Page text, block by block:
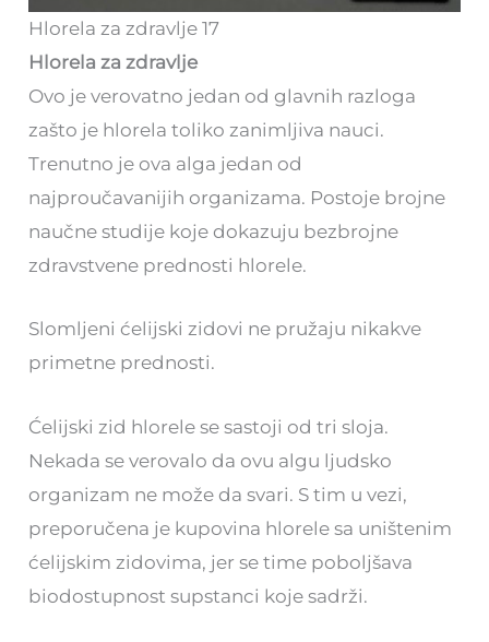
Hlorela za zdravlje 17
Hlorela za zdravlje
Ovo je verovatno jedan od glavnih razloga
zašto je hlorela toliko zanimljiva nauci.
Trenutno je ova alga jedan od
najproučavanijih organizama. Postoje brojne
naučne studije koje dokazuju bezbrojne
zdravstvene prednosti hlorele.
Slomljeni ćelijski zidovi ne pružaju nikakve
primetne prednosti.
Ćelijski zid hlorele se sastoji od tri sloja.
Nekada se verovalo da ovu algu ljudsko
organizam ne može da svari. S tim u vezi,
preporučena je kupovina hlorele sa uništenim
ćelijskim zidovima, jer se time poboljšava
biodostupnost supstanci koje sadrži.